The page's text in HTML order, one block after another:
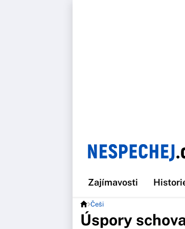
Zajímavosti
Češi
Úspory